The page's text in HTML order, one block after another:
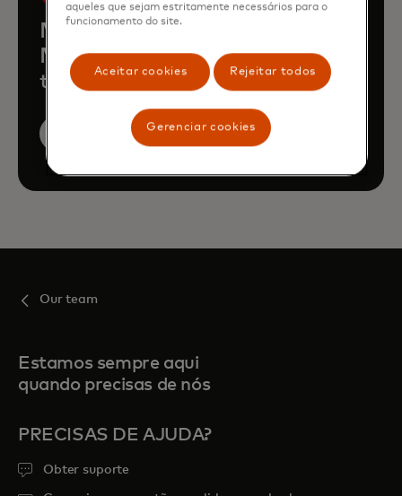
Meet the rest of the
Mastercard Economics Institute
team
View more team members
Our team
Estamos sempre aqui
quando precisas de nós
PRECISAS DE AJUDA?
Obter suporte
aqueles que sejam estritamente necessários para o
funcionamento do site.
Aceitar cookies Rejeitar todos
Gerenciar cookies